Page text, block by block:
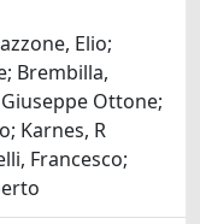
Elio;
Brembilla,
Ottone;
Karnes, R
Francesco;